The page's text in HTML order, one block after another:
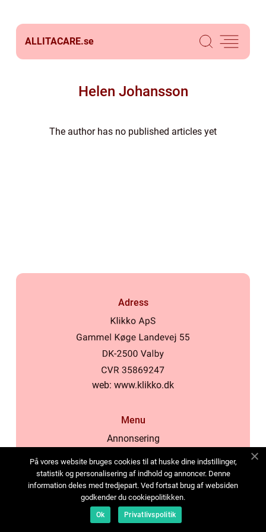
ALLITACARE.se
Helen Johansson
The author has no published articles yet
Adress
web: www.klikko.dk
Menu
Annonsering
Cookies
Kontakta oss
Sitemap
På vores website bruges cookies til at huske dine indstillinger,
statistik og personalisering af indhold og annoncer. Denne
information deles med tredjepart. Ved fortsat brug af websiden
godkender du cookiepolitikken.
Ok Privatlivspolitik